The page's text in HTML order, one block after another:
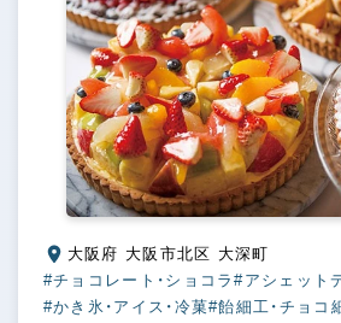
大阪府 大阪市北区 大深町
#チョコレート・ショコラ#アシェット
#かき氷・アイス・冷菓#飴細工・チョコ